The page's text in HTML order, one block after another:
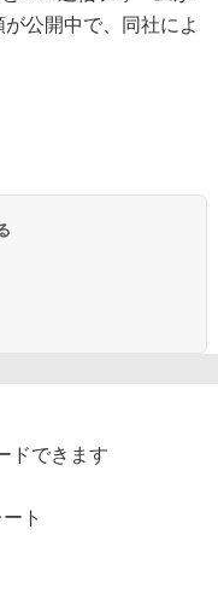
公開中で、同社によ
ドできます
ト